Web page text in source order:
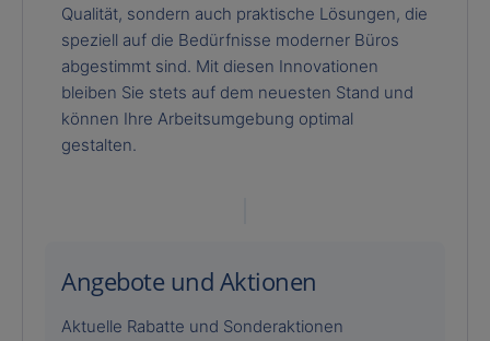
Qualität, sondern auch praktische Lösungen, die
speziell auf die Bedürfnisse moderner Büros
abgestimmt sind. Mit diesen Innovationen
bleiben Sie stets auf dem neuesten Stand und
können Ihre Arbeitsumgebung optimal
gestalten.
Angebote und Aktionen
Aktuelle Rabatte und Sonderaktionen